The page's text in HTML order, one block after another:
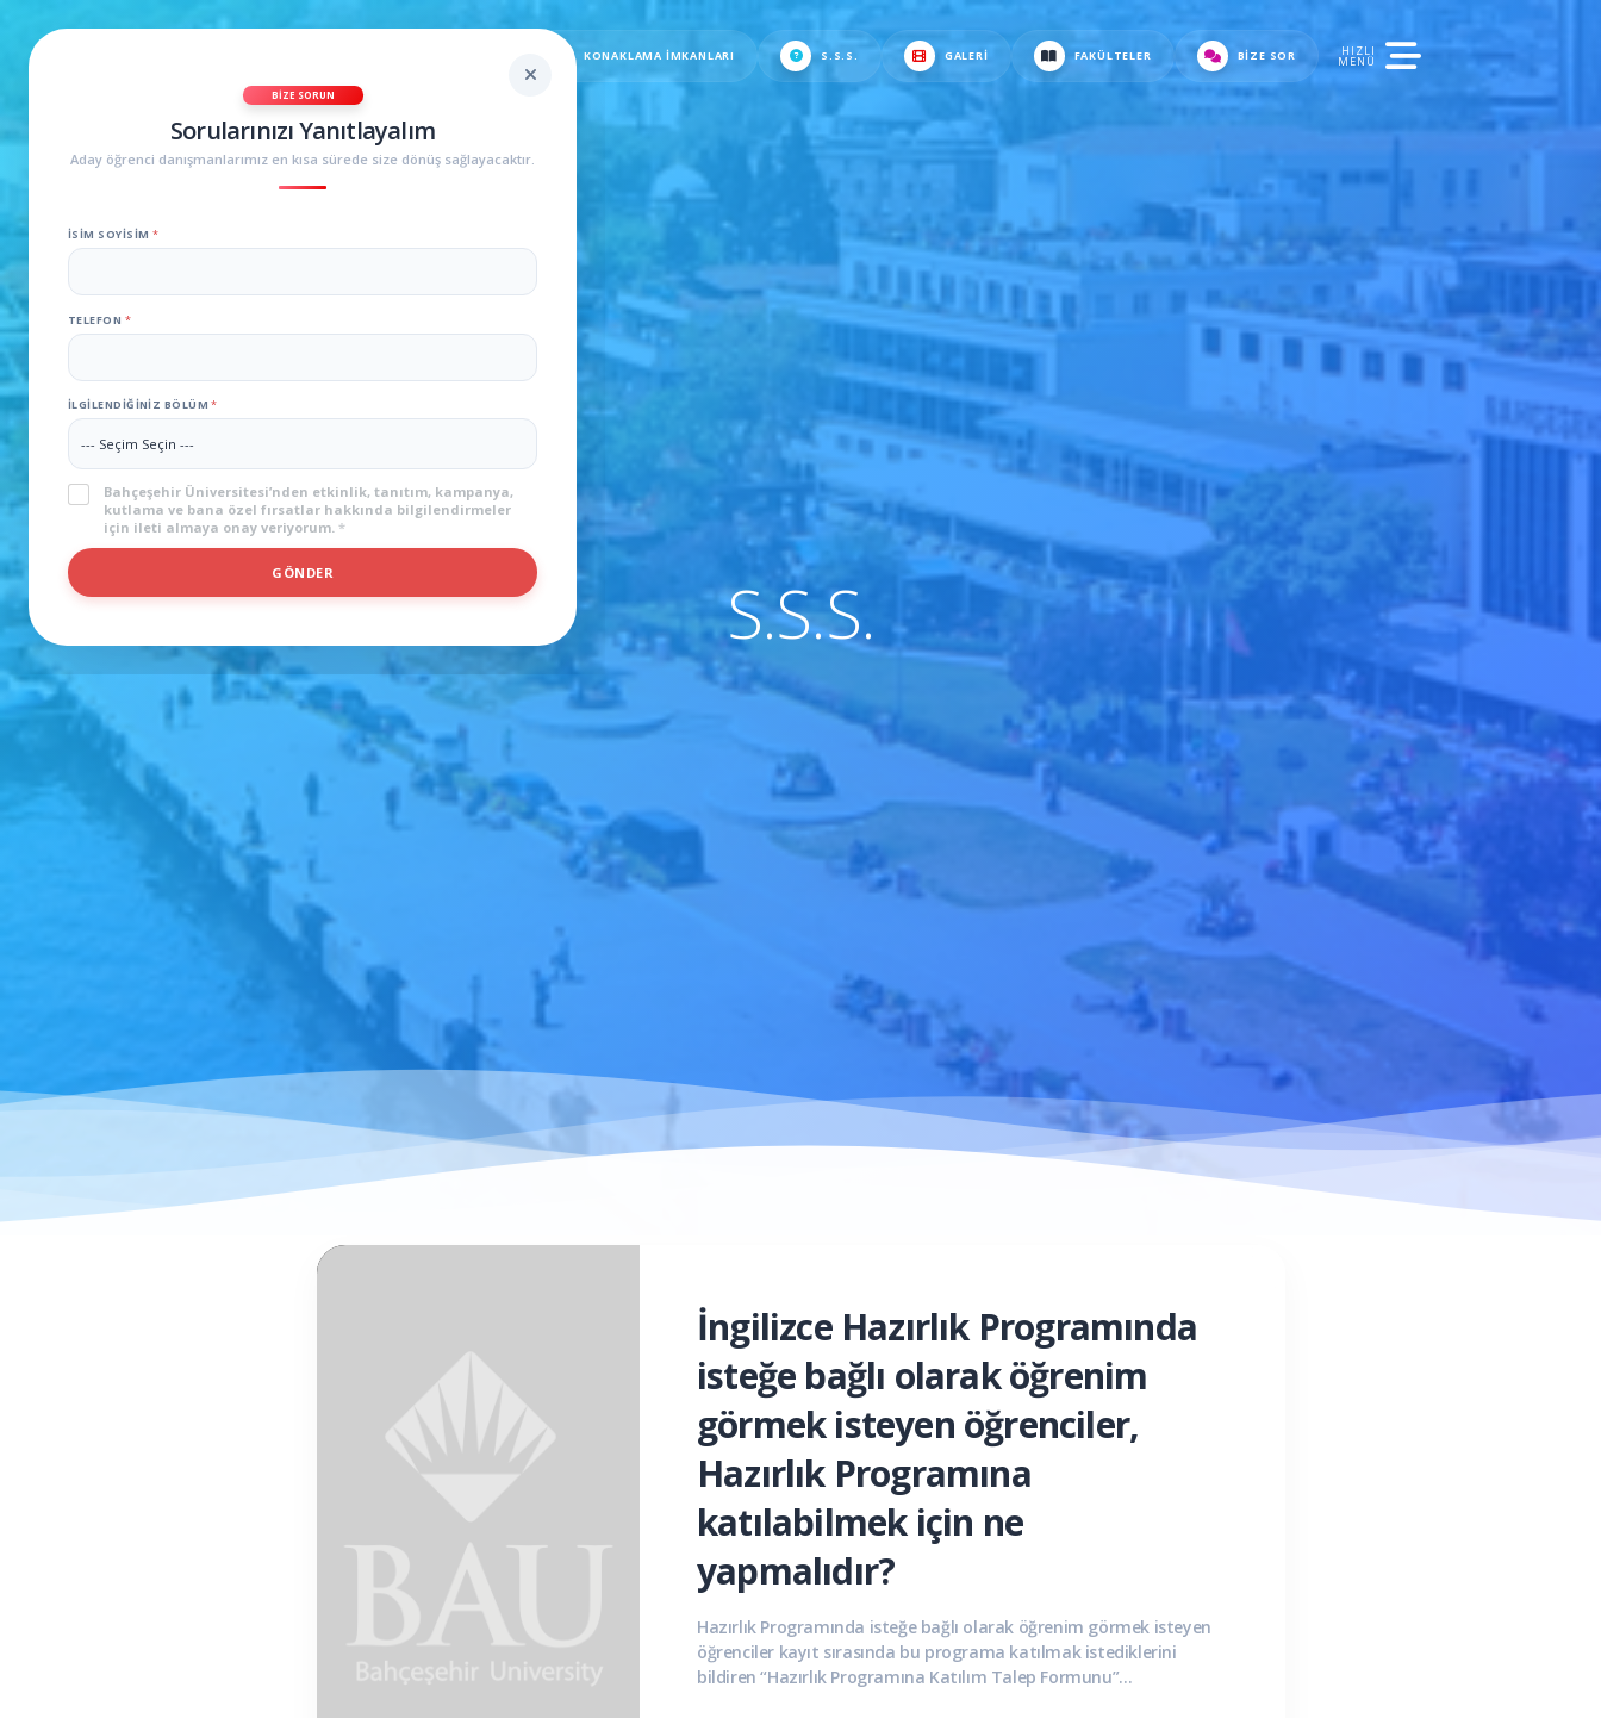
KONAKLAMA İMKANLARI S.S.S. GALERI FAKÜLTELER BIZE SOR HIZLI
MENÜ
BIZE SORUN
Sorularınızı Yanıtlayalım
Aday öğrenci danışmanlarımız en kısa sürede size dönüş sağlayacaktır.
İSIM SOYISIM *
TELEFON *
İLGILENDIĞINIZ BÖLÜM*
KVKK*
Bahçeşehir Üniversitesi’nden etkinlik, tanıtım, kampanya,
kutlama ve bana özel fırsatlar hakkında bilgilendirmeler
için ileti almaya onay veriyorum. *
B
Ö
M
GÖNDER S.S.S.
İngilizce Hazırlık Programında
isteğe bağlı olarak öğrenim
görmek isteyen öğrenciler,
Hazırlık Programına
katılabilmek için ne
yapmalıdır?
Hazırlık Programında isteğe bağlı olarak öğrenim görmek isteyen
öğrenciler kayıt sırasında bu programa katılmak istediklerini
bildiren “Hazırlık Programına Katılım Talep Formunu”